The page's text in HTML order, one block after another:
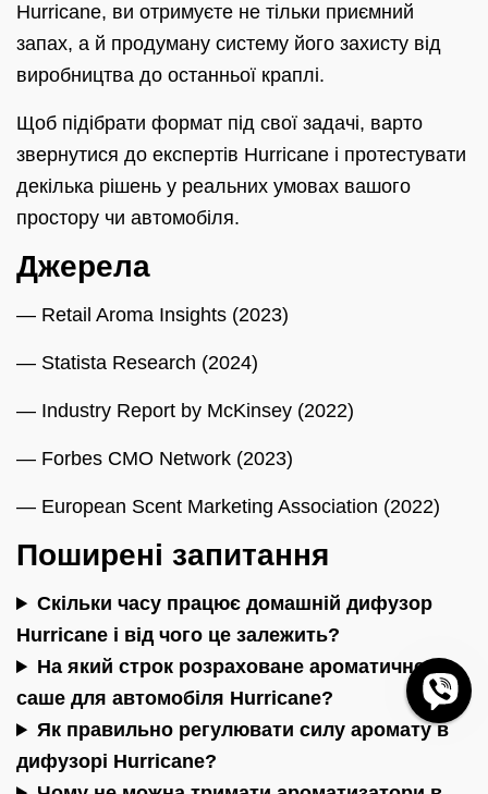
Hurricane, ви отримуєте не тільки приємний
запах, а й продуману систему його захисту від
виробництва до останньої краплі.
Щоб підібрати формат під свої задачі, варто
звернутися до експертів Hurricane і протестувати
декілька рішень у реальних умовах вашого
простору чи автомобіля.
Джерела
— Retail Aroma Insights (2023)
— Statista Research (2024)
— Industry Report by McKinsey (2022)
— Forbes CMO Network (2023)
— European Scent Marketing Association (2022)
Поширені запитання
Скільки часу працює домашній дифузор
Hurricane і від чого це залежить?
На який строк розраховане ароматичне
саше для автомобіля Hurricane?
Як правильно регулювати силу аромату в
дифузорі Hurricane?